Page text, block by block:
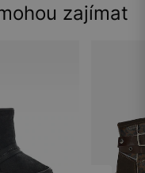
zajímat